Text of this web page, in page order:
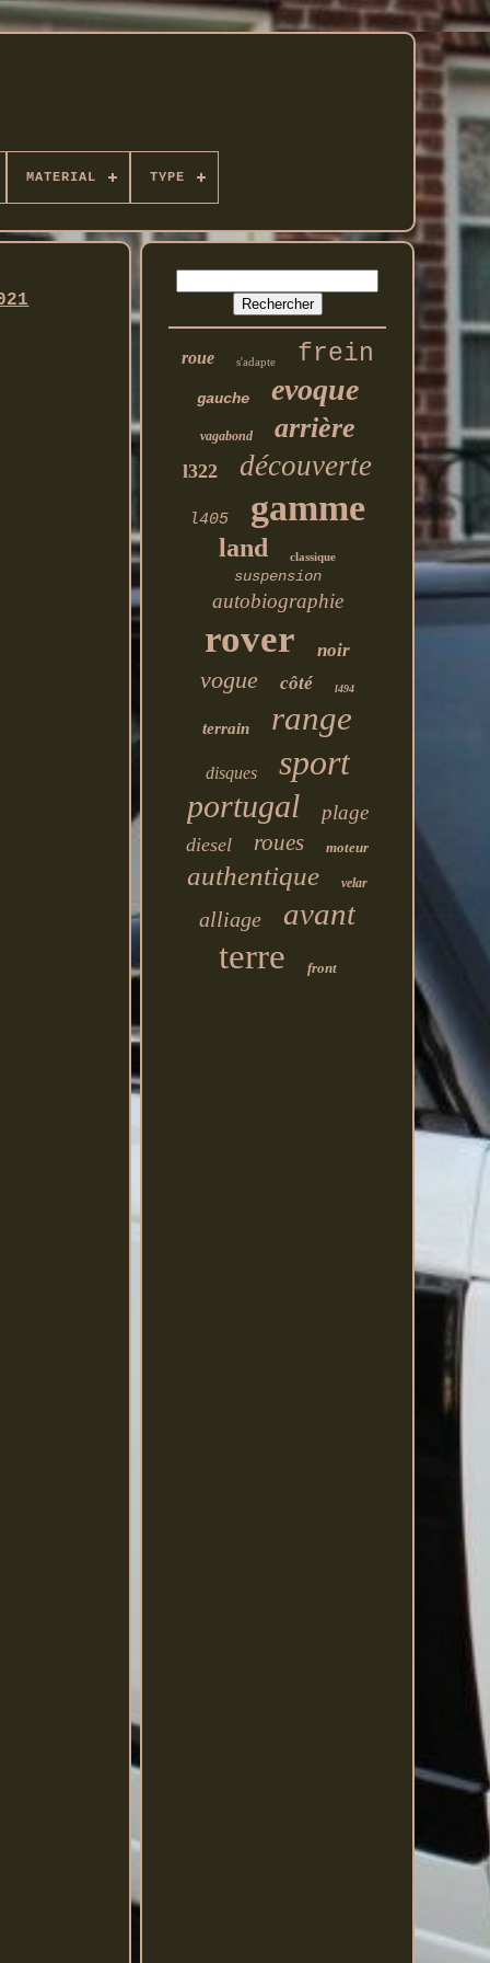
MATERIAL TYPE
roue s'adapte frein
gauche evoque
vagabond arrière
l322 découverte
l405 gamme
land classique
suspension
autobiographie
rover noir
vogue côté l494
terrain range
disques sport
portugal plage
diesel roues moteur
authentique velar
alliage avant
terre front